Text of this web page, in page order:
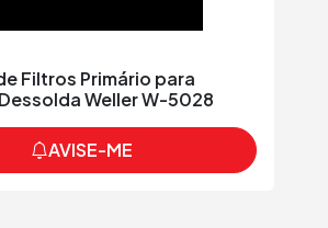
Filtros Primário para
Weller W-5028
AVISE-ME